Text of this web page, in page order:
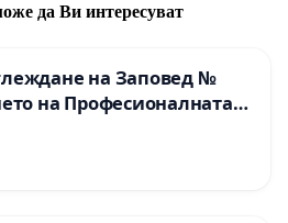
да Ви интересуват
на Заповед №
на Професионалната
технологии в
гимназия по икономика и